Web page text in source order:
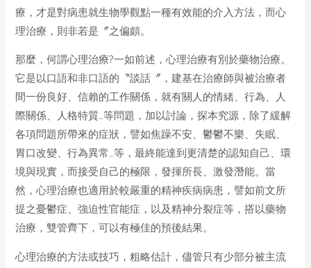
療，才是對病患就生物學觀點一種有效能的介入方法，而心
理治療，則非若是〞之偏頗。
那麼，何謂心理治療?一如前述，心理治療有別於藥物治療。
它是以口語和非口語的〝談話〞，建基在治療師與被治療者
間一份良好、信賴的工作關係，就有關人的情緒、行為、人
際關係、人格特質…等問題，加以討論，探本究源，除了緩解
各項問題所帶來的症狀，譬如焦躁不安、鬱鬱不樂、失眠、
胃口改變、行為異常…等，最終能達到更清楚的認知自己、環
境與現實，而接受自己的極限，發揮所長、激發潛能。當
然，心理治療也適用於較嚴重的精神疾病病患，譬如前文所
提之憂鬱症、強迫性官能症，以及精神分裂症等，搭以藥物
治療，雙管齊下，可以有極佳的預後結果。
心理治療的方法或技巧，粗略估計，儘管只有少部分被主流